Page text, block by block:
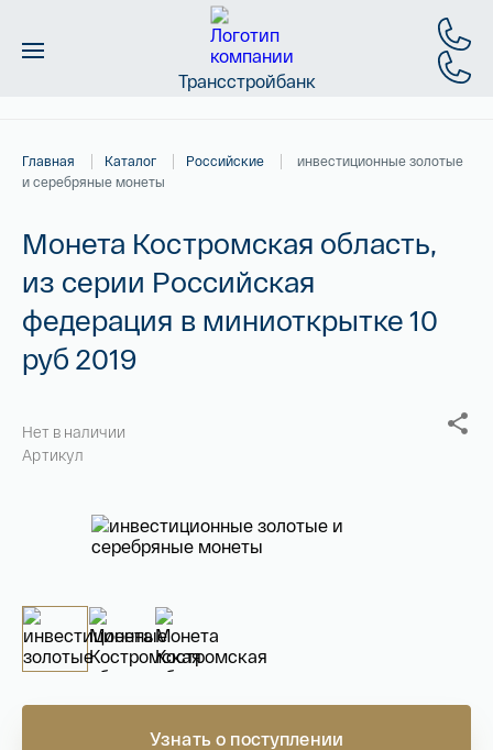
Трансстройбанк
Слитки
Новинки
Скидки
Контакты
800 50504 76
495 78682 78
Главная Каталог Российские
инвестиционные золотые
и серебряные монеты
Монета Костромская область,
из серии Российская
федерация в миниоткрытке 10
руб 2019
Нет в наличии
Артикул
Узнать о поступлении